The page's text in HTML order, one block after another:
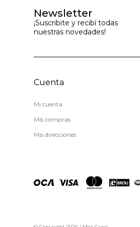
Newsletter
¡Suscribite y recibí todas
nuestras novedades!
Cuenta
Mi cuenta
Mis compras
Mis direcciones